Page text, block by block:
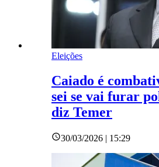
Eleições
Caiado é
sei se vai furar
diz Temer
30/03/2026 | 15:29